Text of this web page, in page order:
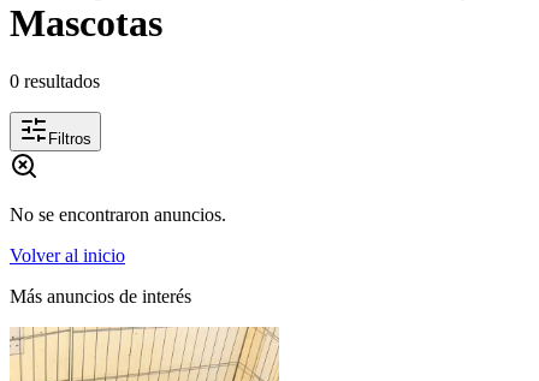
Mascotas
0 resultados
Filtros
No se encontraron anuncios.
Volver al inicio
Más anuncios de interés